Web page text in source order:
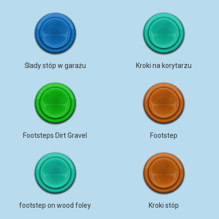
Ślady stóp w garażu Kroki na korytarzu
Footsteps Dirt Gravel Footstep
footstep on wood foley Kroki stóp